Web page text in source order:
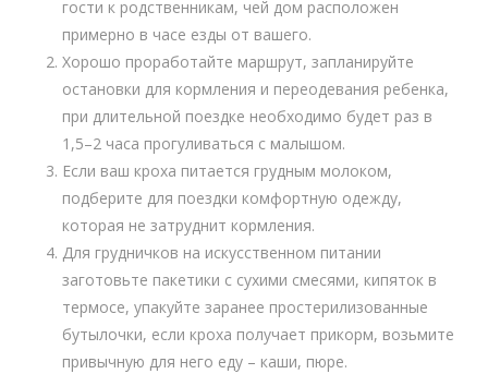
гости к родственникам, чей дом расположен
примерно в часе езды от вашего.
Хорошо проработайте маршрут, запланируйте
остановки для кормления и переодевания ребенка,
при длительной поездке необходимо будет раз в
1,5–2 часа прогуливаться с малышом.
Если ваш кроха питается грудным молоком,
подберите для поездки комфортную одежду,
которая не затруднит кормления.
Для грудничков на искусственном питании
заготовьте пакетики с сухими смесями, кипяток в
термосе, упакуйте заранее простерилизованные
бутылочки, если кроха получает прикорм, возьмите
привычную для него еду – каши, пюре.